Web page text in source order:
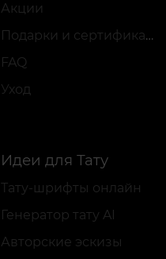
Акции
Подарки и сертификаты
FAQ
Уход
Идеи для Тату
Тату-шрифты онлайн
Генератор тату AI
Авторские эскизы